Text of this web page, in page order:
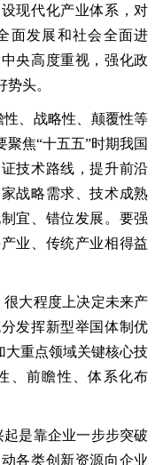
现代化产业体系，对
面发展和社会全面进
央高度重视，强化政
头。
、战略性、颠覆性等
焦“十五五”时期我国
技术路线，提升前沿
战略需求、技术成熟
宜、错位发展。要强
业、传统产业相得益
大程度上决定未来产
发挥新型举国体制优
大重点领域关键核心技
、前瞻性、体系化布
是靠企业一步步突破
各类创新资源向企业